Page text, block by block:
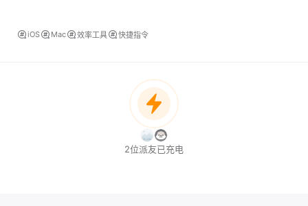
iOS Mac 效率工具 快捷指令
2位派友已充电